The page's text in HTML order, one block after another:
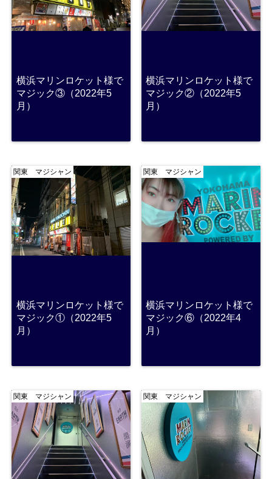
横浜マリンロケット様で
マジック③（2022年5
月）
横浜マリンロケット様で
マジック②（2022年5
月）
関東 マジシャン
横浜マリンロケット様で
マジック①（2022年5
月）
関東 マジシャン
横浜マリンロケット様で
マジック⑥（2022年4
月）
関東 マジシャン 関東 マジシャン